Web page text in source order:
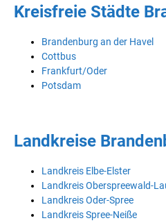
Kreisfreie Städte
Brandenburg an der Havel
Cottbus
Frankfurt/Oder
Potsdam
Landkreise
Landkreis Elbe-Elster
Landkreis Oberspreewald-
Landkreis Oder-Spree
Landkreis Spree-Neiße